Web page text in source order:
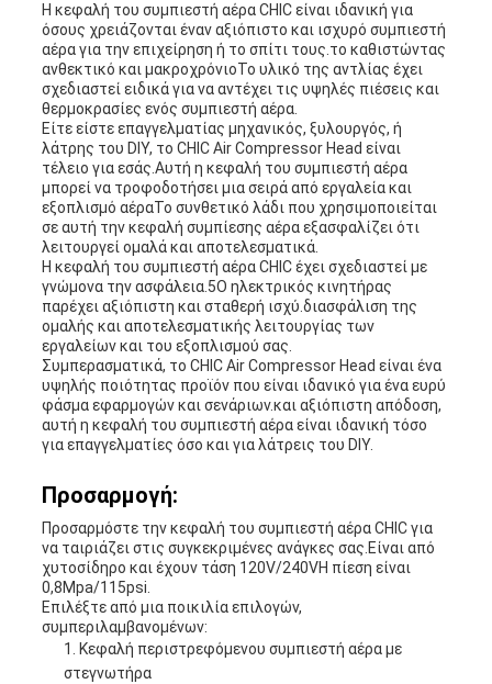
Η κεφαλή του συμπιεστή αέρα CHIC είναι ιδανική για
όσους χρειάζονται έναν αξιόπιστο και ισχυρό συμπιεστή
αέρα για την επιχείρηση ή το σπίτι τους.το καθιστώντας
ανθεκτικό και μακροχρόνιοΤο υλικό της αντλίας έχει
σχεδιαστεί ειδικά για να αντέχει τις υψηλές πιέσεις και
θερμοκρασίες ενός συμπιεστή αέρα.
Είτε είστε επαγγελματίας μηχανικός, ξυλουργός, ή
λάτρης του DIY, το CHIC Air Compressor Head είναι
τέλειο για εσάς.Αυτή η κεφαλή του συμπιεστή αέρα
μπορεί να τροφοδοτήσει μια σειρά από εργαλεία και
εξοπλισμό αέραΤο συνθετικό λάδι που χρησιμοποιείται
σε αυτή την κεφαλή συμπίεσης αέρα εξασφαλίζει ότι
λειτουργεί ομαλά και αποτελεσματικά.
Η κεφαλή του συμπιεστή αέρα CHIC έχει σχεδιαστεί με
γνώμονα την ασφάλεια.5Ο ηλεκτρικός κινητήρας
παρέχει αξιόπιστη και σταθερή ισχύ.διασφάλιση της
ομαλής και αποτελεσματικής λειτουργίας των
εργαλείων και του εξοπλισμού σας.
Συμπερασματικά, το CHIC Air Compressor Head είναι ένα
υψηλής ποιότητας προϊόν που είναι ιδανικό για ένα ευρύ
φάσμα εφαρμογών και σενάριων.και αξιόπιστη απόδοση,
αυτή η κεφαλή του συμπιεστή αέρα είναι ιδανική τόσο
για επαγγελματίες όσο και για λάτρεις του DIY.
Προσαρμογή:
Προσαρμόστε την κεφαλή του συμπιεστή αέρα CHIC για
να ταιριάζει στις συγκεκριμένες ανάγκες σας.Είναι από
χυτοσίδηρο και έχουν τάση 120V/240VΗ πίεση είναι
0,8Mpa/115psi.
Επιλέξτε από μια ποικιλία επιλογών,
συμπεριλαμβανομένων:
Κεφαλή περιστρεφόμενου συμπιεστή αέρα με
στεγνωτήρα